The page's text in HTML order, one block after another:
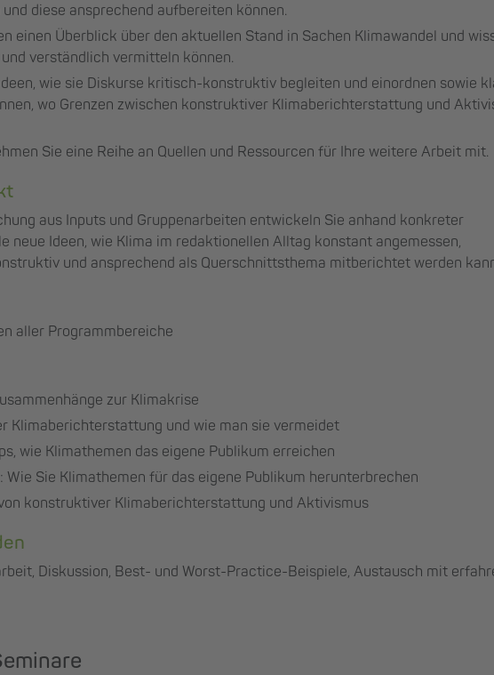
diese ansprechend aufbereiten können.
einen Überblick über den aktuellen Stand in Sachen Klimawandel und
verständlich vermitteln können.
wie sie Diskurse kritisch-konstruktiv begleiten und einordnen sowie
wo Grenzen zwischen konstruktiver Klimaberichterstattung und
Sie eine Reihe an Quellen und Ressourcen für Ihre weitere Arbeit mit.
aus Inputs und Gruppenarbeiten entwickeln Sie anhand konkreter
neue Ideen, wie Klima im redaktionellen Alltag konstant angemessen,
und ansprechend als Querschnittsthema mitberichtet werden
aller Programmbereiche
zur Klimakrise
Klimaberichterstattung und wie man sie vermeidet
wie Klimathemen das eigene Publikum erreichen
Wie Sie Klimathemen für das eigene Publikum herunterbrechen
konstruktiver Klimaberichterstattung und Aktivismus
Diskussion, Best- und Worst-Practice-Beispiele, Austausch mit